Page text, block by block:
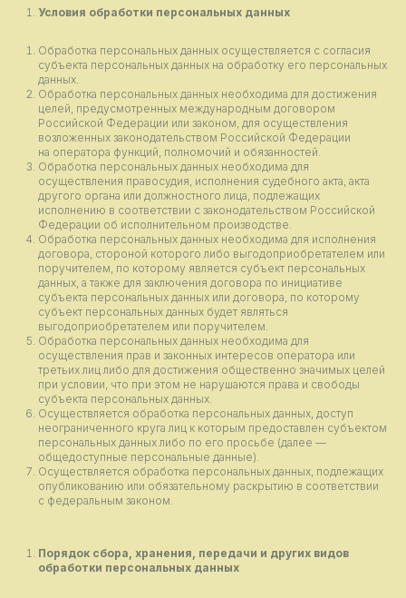
Условия обработки персональных данных
Обработка персональных данных осуществляется с согласия
субъекта персональных данных на обработку его персональных
данных.
Обработка персональных данных необходима для достижения
целей, предусмотренных международным договором
Российской Федерации или законом, для осуществления
возложенных законодательством Российской Федерации
на оператора функций, полномочий и обязанностей.
Обработка персональных данных необходима для
осуществления правосудия, исполнения судебного акта, акта
другого органа или должностного лица, подлежащих
исполнению в соответствии с законодательством Российской
Федерации об исполнительном производстве.
Обработка персональных данных необходима для исполнения
договора, стороной которого либо выгодоприобретателем или
поручителем, по которому является субъект персональных
данных, а также для заключения договора по инициативе
субъекта персональных данных или договора, по которому
субъект персональных данных будет являться
выгодоприобретателем или поручителем.
Обработка персональных данных необходима для
осуществления прав и законных интересов оператора или
третьих лиц либо для достижения общественно значимых целей
при условии, что при этом не нарушаются права и свободы
субъекта персональных данных.
Осуществляется обработка персональных данных, доступ
неограниченного круга лиц к которым предоставлен субъектом
персональных данных либо по его просьбе (далее —
общедоступные персональные данные).
Осуществляется обработка персональных данных, подлежащих
опубликованию или обязательному раскрытию в соответствии
с федеральным законом.
Порядок сбора, хранения, передачи и других видов
обработки персональных данных